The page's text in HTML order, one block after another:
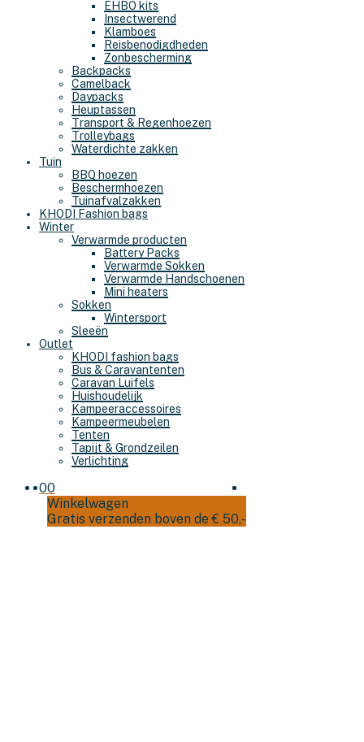
EHBO kits
Insectwerend
Klamboes
Reisbenodigdheden
Zonbescherming
Backpacks
Camelback
Daypacks
Heuptassen
Transport & Regenhoezen
Trolleybags
Waterdichte zakken
Tuin
BBQ hoezen
Beschermhoezen
Tuinafvalzakken
KHODI Fashion bags
Winter
Verwarmde producten
Battery Packs
Verwarmde Sokken
Verwarmde Handschoenen
Mini heaters
Sokken
Wintersport
Sleeën
Outlet
KHODI fashion bags
Bus & Caravantenten
Caravan Luifels
Huishoudelijk
Kampeeraccessoires
Kampeermeubelen
Tenten
Tapijt & Grondzeilen
Verlichting
00
Winkelwagen
Gratis verzenden boven de € 50,-